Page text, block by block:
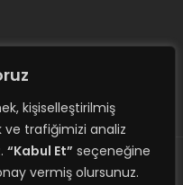
kişiselleştirilmiş
ve trafiğimizi analiz
“Kabul Et” seçeneğine
vermiş olursunuz.
Saklıdır